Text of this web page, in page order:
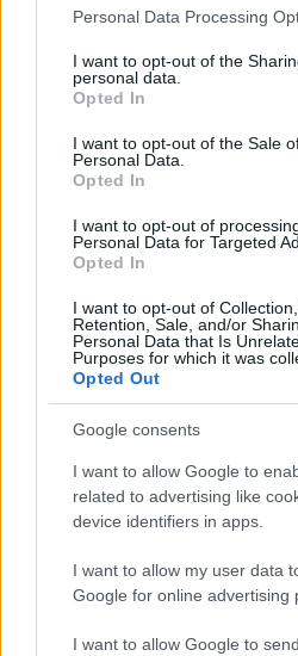
Please note that this website/app
not limited to your visit or usage
grant or deny consent to Google
use your data for below specified
consent section.
Personal Data Processing
I want to opt-out of the
personal data.
Opted In
I want to opt-out of the Sale
Personal Data.
Opted In
I want to opt-out of
Personal Data for Targeted
Opted In
I want to opt-out of Collection,
Retention, Sale, and/or
Personal Data that Is
Purposes for which it was
Opted Out
Google consents
I want to allow Google to
related to advertising like
device identifiers in apps.
I want to allow my user data
Google for online advertising
I want to allow Google to
mindent gondosan
kicsinyítéstől kezdve egészen
majd a testen belüli
tényleg mindent a
adott pillanatot… mai
utazás lassú és
Legjobb művészi rendezés /
vizuális effektusok
képernyőn, nincs meg a
szereplőkért. Telnek a
veszélyben egy ember élete,
csak a felszínt érezzük.
A forgatókönyv nem vállal
csavarokat, nem színezi túl a
bele felesleges
bonyodalom, csak egy szép
nézőt. De nem is kellett
tudomány felhasználásával